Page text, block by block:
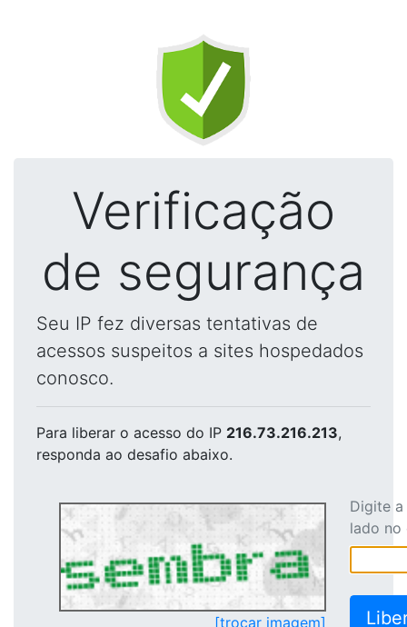
Verificação
de segurança
Seu IP fez diversas tentativas de
acessos suspeitos a sites hospedados
conosco.
Para liberar o acesso do IP 216.73.216.213,
responda ao desafio abaixo.
[trocar imagem]
Digite
lado no